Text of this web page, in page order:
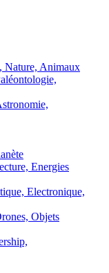
Nature, Animaux
Energies
Electronique,
Objets